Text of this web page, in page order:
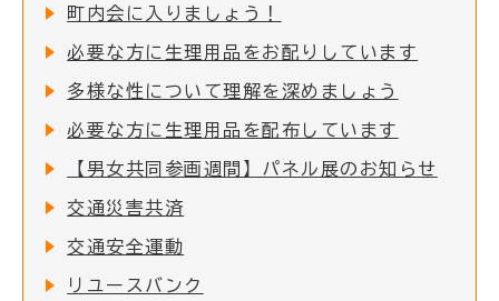
町内会に入りましょう！
必要な方に生理用品をお配りしています
多様な性について理解を深めましょう
必要な方に生理用品を配布しています
【男女共同参画週間】パネル展のお知らせ
交通災害共済
交通安全運動
リユースバンク